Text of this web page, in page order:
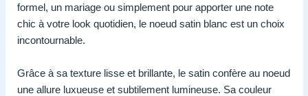
formel, un mariage ou simplement pour apporter une note
chic à votre look quotidien, le noeud satin blanc est un choix
incontournable.
Grâce à sa texture lisse et brillante, le satin confère au noeud
une allure luxueuse et subtilement lumineuse. Sa couleur